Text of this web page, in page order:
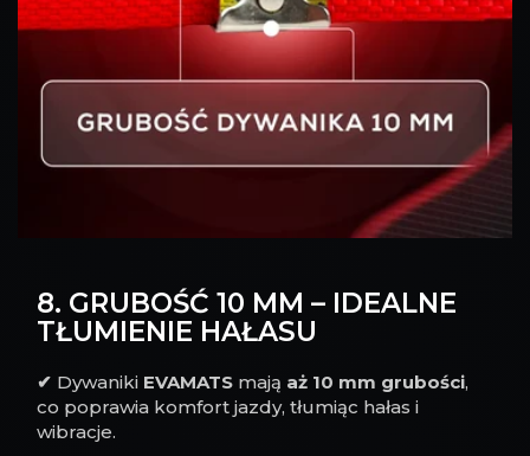
8. GRUBOŚĆ 10 MM – IDEALNE
TŁUMIENIE HAŁASU
✔ Dywaniki EVAMATS mają aż 10 mm grubości,
co poprawia komfort jazdy, tłumiąc hałas i
wibracje.